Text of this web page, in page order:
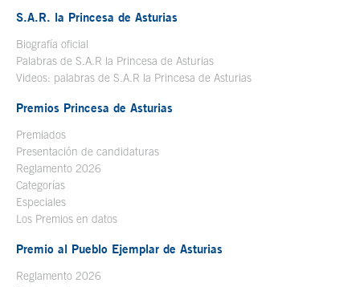
S.A.R. la Princesa de Asturias
Biografía oficial
Palabras de S.A.R la Princesa de Asturias
Videos: palabras de S.A.R la Princesa de Asturias
Premios Princesa de Asturias
Premiados
Presentación de candidaturas
Reglamento 2026
Categorías
Especiales
Los Premios en datos
Premio al Pueblo Ejemplar de Asturias
Reglamento 2026